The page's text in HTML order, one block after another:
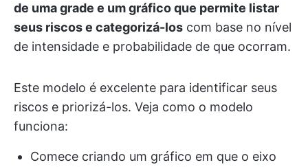
de uma grade e um gráfico que permite listar
seus riscos e categorizá-los com base no nível
de intensidade e probabilidade de que ocorram.
Este modelo é excelente para identificar seus
riscos e priorizá-los. Veja como o modelo
funciona:
Comece criando um gráfico em que o eixo